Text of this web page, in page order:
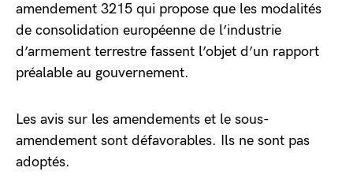
amendement 3215 qui propose que les modalités
de consolidation européenne de l’industrie
d’armement terrestre fassent l’objet d’un rapport
préalable au gouvernement.
Les avis sur les amendements et le sous-
amendement sont défavorables. Ils ne sont pas
adoptés.